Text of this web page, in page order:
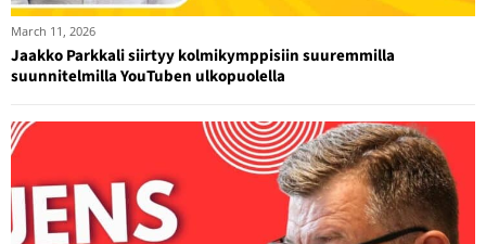
March 11, 2026
Jaakko Parkkali siirtyy kolmikymppisiin suuremmilla
suunnitelmilla YouTuben ulkopuolella